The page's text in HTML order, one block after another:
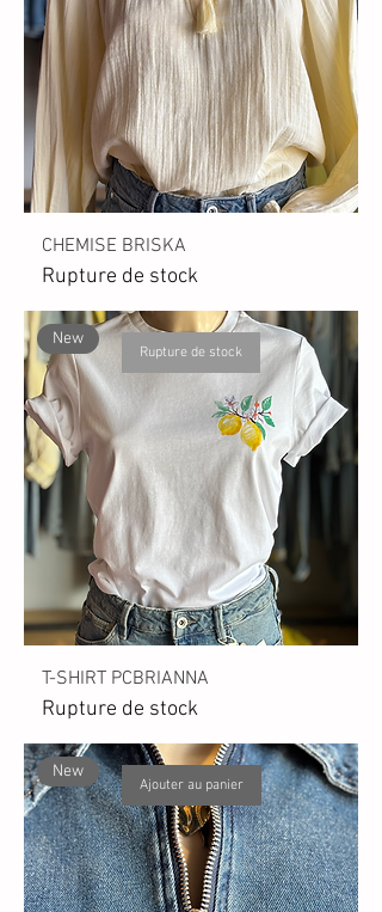
CHEMISE BRISKA
Rupture de stock
Rupture de stock
New
T-SHIRT PCBRIANNA
Rupture de stock
Ajouter au panier
New